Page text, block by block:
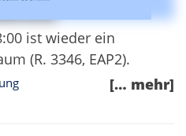
ist wieder ein
(R. 3346, EAP2).
[… mehr]